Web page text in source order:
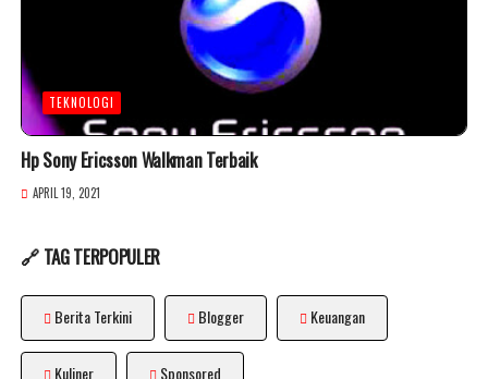
TEKNOLOGI
Hp Sony Ericsson Walkman Terbaik
APRIL 19, 2021
🔗 TAG TERPOPULER
Berita Terkini Blogger Keuangan
Kuliner Sponsored